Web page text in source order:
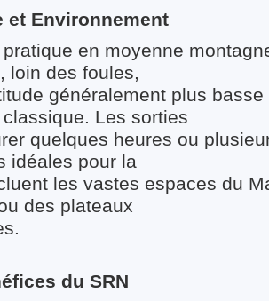
et Environnement
en moyenne
loin des foules,
généralement plus
Les sorties
quelques heures ou
idéales pour la
les vastes espaces du
des plateaux
du SRN